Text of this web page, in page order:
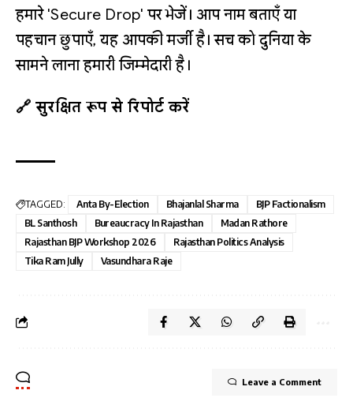
हमारे 'Secure Drop' पर भेजें। आप नाम बताएँ या
पहचान छुपाएँ, यह आपकी मर्जी है। सच को दुनिया के
सामने लाना हमारी जिम्मेदारी है।
🔗 सुरक्षित रूप से रिपोर्ट करें
TAGGED: Anta By-Election Bhajanlal Sharma
BJP Factionalism
BL Santhosh
Bureaucracy In Rajasthan
Madan Rathore
Rajasthan BJP Workshop 2026
Rajasthan Politics Analysis
Tika Ram Jully
Vasundhara Raje
Leave a Comment